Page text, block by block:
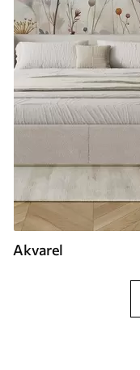
Akvarel